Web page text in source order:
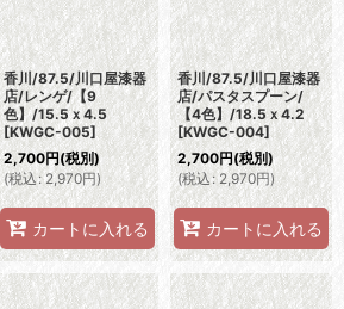
香川/87.5/川口屋漆器
店/レンゲ/【9
色】/15.5ｘ4.5
[KWGC-005]
2,700円(税別)
(税込: 2,970円)
カートに入れる
香川/87.5/川口屋漆器
店/パスタスプーン/
【4色】/18.5ｘ4.2
[KWGC-004]
2,700円(税別)
(税込: 2,970円)
カートに入れる